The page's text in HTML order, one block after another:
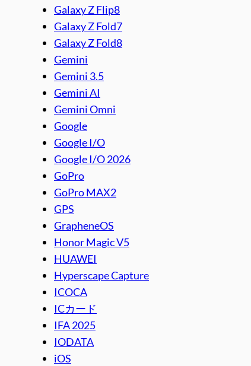
Galaxy Z Flip8
Galaxy Z Fold7
Galaxy Z Fold8
Gemini
Gemini 3.5
Gemini AI
Gemini Omni
Google
Google I/O
Google I/O 2026
GoPro
GoPro MAX2
GPS
GrapheneOS
Honor Magic V5
HUAWEI
Hyperscape Capture
ICOCA
ICカード
IFA 2025
IODATA
iOS